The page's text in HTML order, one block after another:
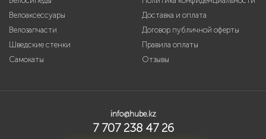
Велоаксессуары
Велозапчасти
Шведские стенки
Самокаты
Доставка и оплата
Договор публичной оферты
Правила оплаты
Отзывы
info@hube.kz
7 707 238 47 26